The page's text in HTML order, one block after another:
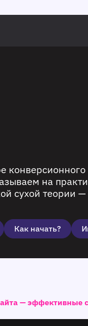
на
сухой теории
Как начать?
— эффективные